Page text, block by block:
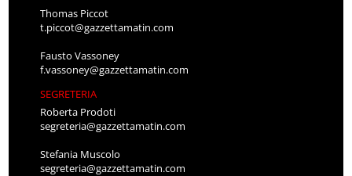
Thomas Piccot
t.piccot@gazzettamatin.com
Fausto Vassoney
f.vassoney@gazzettamatin.com
SEGRETERIA
Roberta Prodoti
segreteria@gazzettamatin.com
Stefania Muscolo
segreteria@gazzettamatin.com